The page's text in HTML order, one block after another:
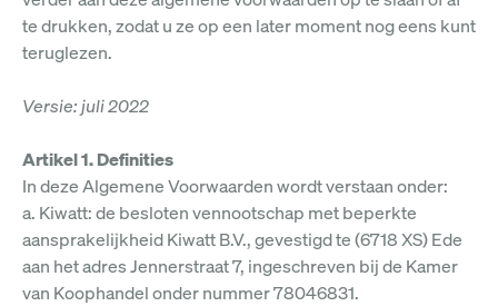
te drukken, zodat u ze op een later moment nog eens kunt
teruglezen.
Versie: juli 2022
Artikel 1. Definities
In deze Algemene Voorwaarden wordt verstaan onder:
a. Kiwatt: de besloten vennootschap met beperkte
aansprakelijkheid Kiwatt B.V., gevestigd te (6718 XS) Ede
aan het adres Jennerstraat 7, ingeschreven bij de Kamer
van Koophandel onder nummer 78046831.